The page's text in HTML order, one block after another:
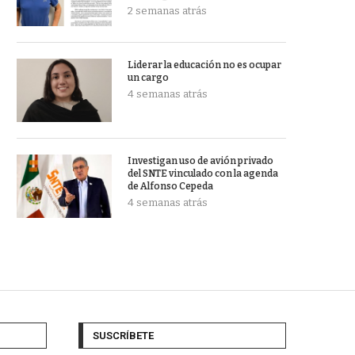
2 semanas atrás
Liderar la educación no es ocupar
un cargo
4 semanas atrás
Investigan uso de avión privado
del SNTE vinculado con la agenda
de Alfonso Cepeda
4 semanas atrás
SUSCRÍBETE